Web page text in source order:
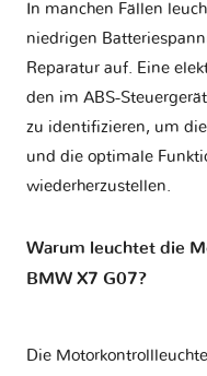
In manchen Fällen
niedrigen
Reparatur auf. Eine
den im ABS-
zu identifizieren, um
und die optimale
wiederherzustellen.
Warum leuchtet die
BMW X7 G07?
Die